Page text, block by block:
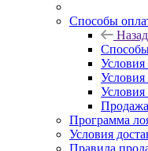
Способы
Назад
Условия
Условия
Условия
Программа
Условия
Правила